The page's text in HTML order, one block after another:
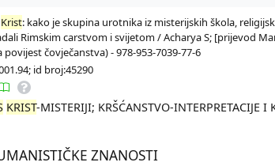
Krist: kako je skupina urotnika iz misterijskih škola,
Rimskim carstvom i svijetom / Acharya S; [prijevod
povijest čovječanstva) - 978-953-7039-77-6
id broj:45290
KRIST-MISTERIJI; KRŠĆANSTVO-INTERPRETACIJE I
ZNANOSTI